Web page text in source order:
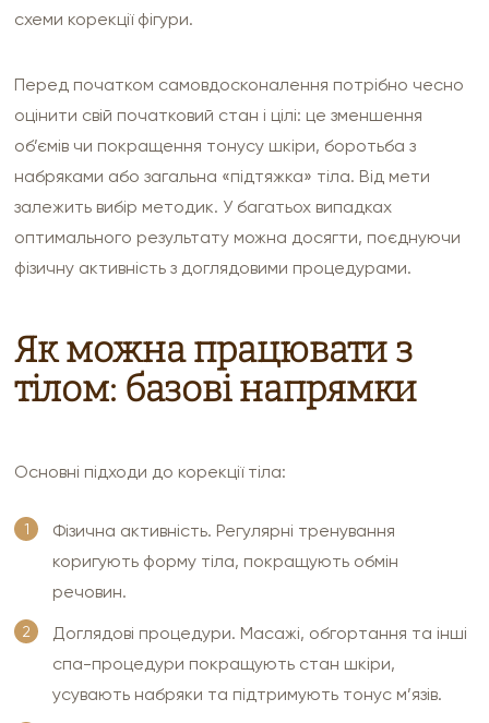
схеми корекції фігури.
Перед початком самовдосконалення потрібно чесно
оцінити свій початковий стан і цілі: це зменшення
об’ємів чи покращення тонусу шкіри, боротьба з
набряками або загальна «підтяжка» тіла. Від мети
залежить вибір методик. У багатьох випадках
оптимального результату можна досягти, поєднуючи
фізичну активність з доглядовими процедурами.
Як можна працювати з
тілом: базові напрямки
Основні підходи до корекції тіла:
Фізична активність. Регулярні тренування
коригують форму тіла, покращують обмін
речовин.
Доглядові процедури. Масажі, обгортання та інші
спа-процедури покращують стан шкіри,
усувають набряки та підтримують тонус м’язів.